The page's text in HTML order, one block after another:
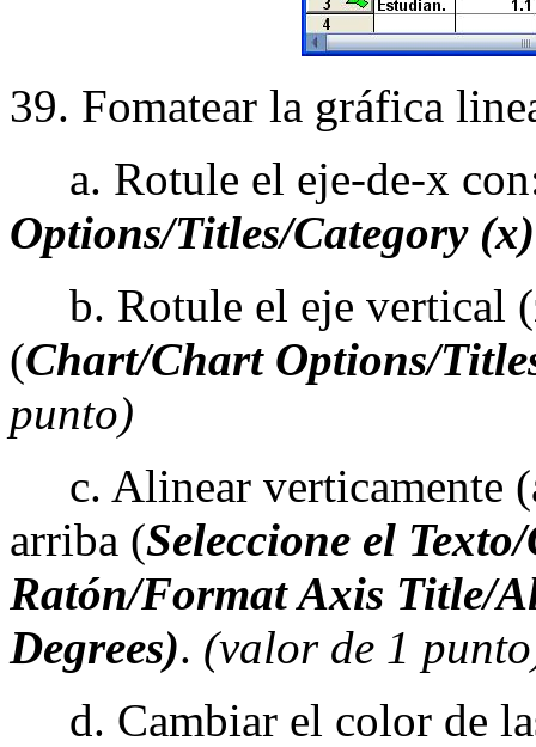
39. Fomatear la gráfica
a. Rotule el eje-de-x
Options/Titles/Category
b. Rotule el eje vertical
(Chart/Chart Options/
punto)
c. Alinear verticamente
arriba (Seleccione el
Ratón/Format Axis Title/
Degrees). (valor de 1
d. Cambiar el color de